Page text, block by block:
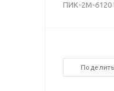
ПИК-2М-6120